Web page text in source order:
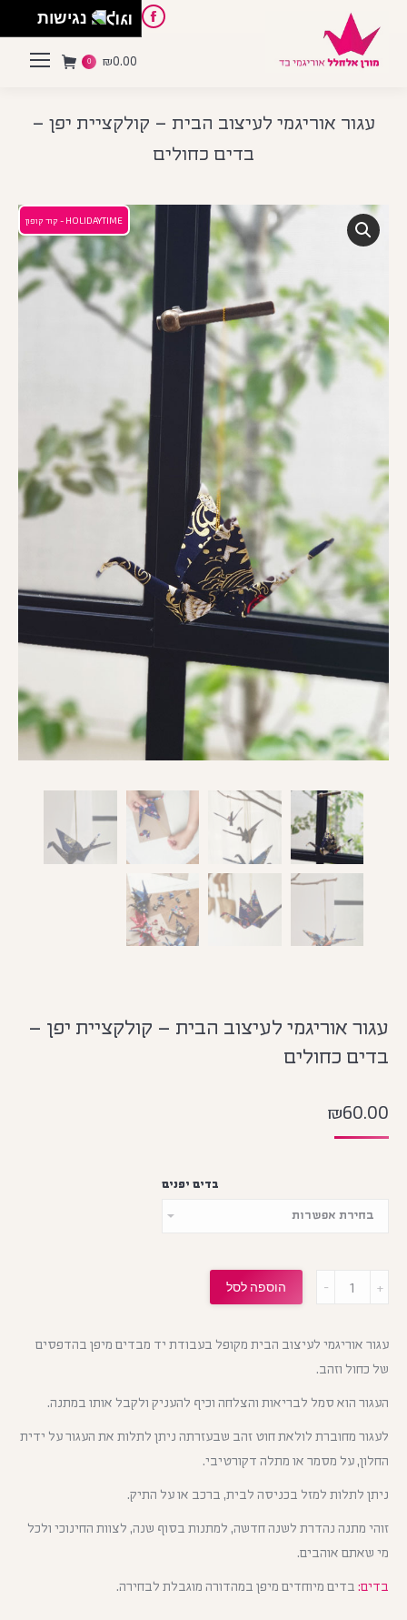
Facebook
Pinterest
Instagram
English
₪0.00
0
עגור אוריגמי לעיצוב הבית – קולקציית יפן –
בדים כחולים
HOLIDAYTIME - קוד קופון
עגור אוריגמי לעיצוב הבית – קולקציית יפן –
בדים כחולים
₪60.00
עגור אוריגמי לעיצוב הבית מקופל בעבודת יד מבדים מיפן בהדפסים
של כחול וזהב.
העגור הוא סמל לבריאות והצלחה וכיף להעניק ולקבל אותו במתנה.
לעגור מחוברת לולאת חוט זהב שבעזרתה ניתן לתלות את העגור על ידית
החלון, על מסמר או מתלה דקורטיבי.
ניתן לתלות למזל בכניסה לבית, ברכב או על התיק.
זוהי מתנה נהדרת לשנה חדשה, למתנות בסוף שנה, לצוות החינוכי ולכל
מי שאתם אוהבים.
בדים: בדים מיוחדים מיפן במהדורה מוגבלת לבחירה.
בדים יפנים
הוספה לסל
נגישות